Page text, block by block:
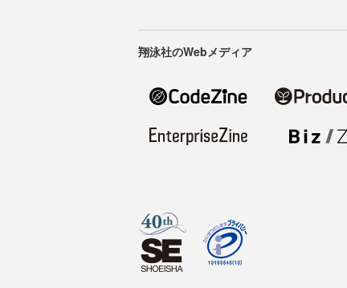
翔泳社のWebメディア